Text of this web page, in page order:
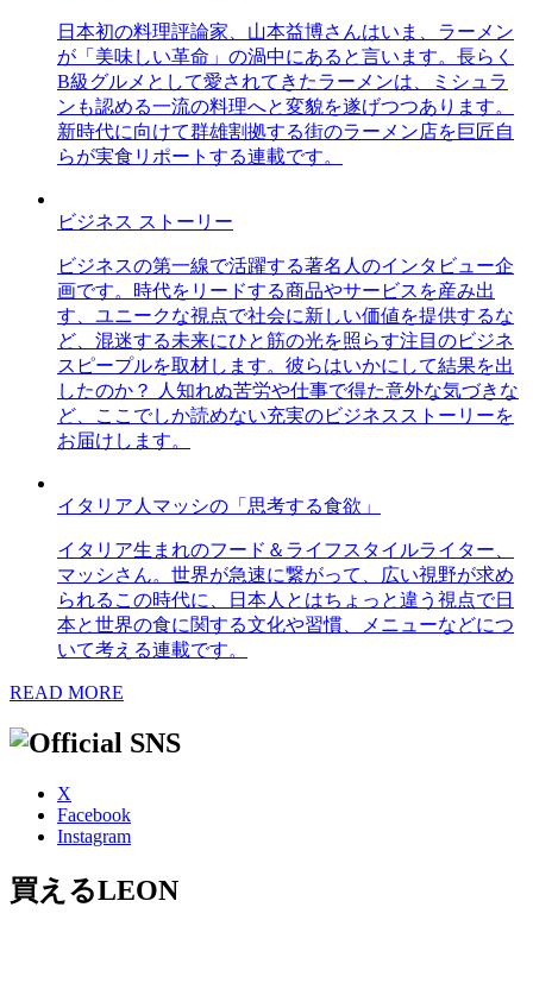
日本初の料理評論家、山本益博さんはいま、ラーメン
が「美味しい革命」の渦中にあると言います。長らく
B級グルメとして愛されてきたラーメンは、ミシュラ
ンも認める一流の料理へと変貌を遂げつつあります。
新時代に向けて群雄割拠する街のラーメン店を巨匠自
らが実食リポートする連載です。
ビジネス ストーリー
ビジネスの第一線で活躍する著名人のインタビュー企
画です。時代をリードする商品やサービスを産み出
す、ユニークな視点で社会に新しい価値を提供するな
ど、混迷する未来にひと筋の光を照らす注目のビジネ
スピープルを取材します。彼らはいかにして結果を出
したのか？ 人知れぬ苦労や仕事で得た意外な気づきな
ど、ここでしか読めない充実のビジネスストーリーを
お届けします。
イタリア人マッシの「思考する食欲」
イタリア生まれのフード＆ライフスタイルライター、
マッシさん。世界が急速に繋がって、広い視野が求め
られるこの時代に、日本人とはちょっと違う視点で日
本と世界の食に関する文化や習慣、メニューなどにつ
いて考える連載です。
READ MORE
X
Facebook
Instagram
買えるLEON